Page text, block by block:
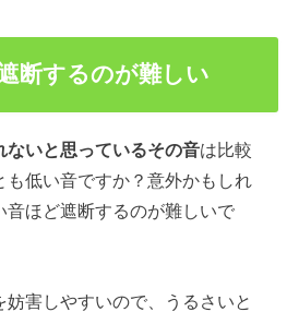
断するのが難しい
ないと思っているその音は比較
も低い音ですか？意外かもしれ
音ほど遮断するのが難しいで
害しやすいので、うるさいと